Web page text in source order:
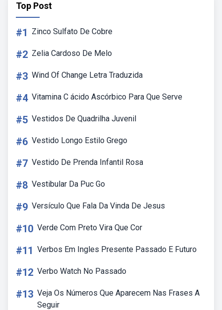
Top Post
#1 Zinco Sulfato De Cobre
#2 Zelia Cardoso De Melo
#3 Wind Of Change Letra Traduzida
#4 Vitamina C ácido Ascórbico Para Que Serve
#5 Vestidos De Quadrilha Juvenil
#6 Vestido Longo Estilo Grego
#7 Vestido De Prenda Infantil Rosa
#8 Vestibular Da Puc Go
#9 Versículo Que Fala Da Vinda De Jesus
#10 Verde Com Preto Vira Que Cor
#11 Verbos Em Ingles Presente Passado E Futuro
#12 Verbo Watch No Passado
#13 Veja Os Números Que Aparecem Nas Frases A
Seguir